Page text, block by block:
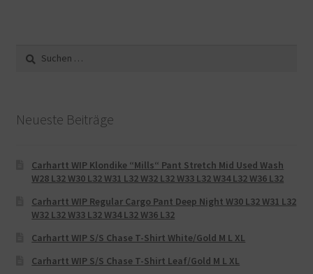
Suche
nach:
Neueste Beiträge
Carhartt WIP Klondike “Mills“ Pant Stretch Mid Used Wash
W28 L32 W30 L32 W31 L32 W32 L32 W33 L32 W34 L32 W36 L32
Carhartt WIP Regular Cargo Pant Deep Night W30 L32 W31 L32
W32 L32 W33 L32 W34 L32 W36 L32
Carhartt WIP S/S Chase T-Shirt White/Gold M L XL
Carhartt WIP S/S Chase T-Shirt Leaf/Gold M L XL